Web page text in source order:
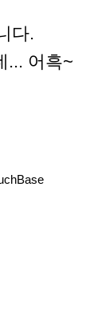
다.
... 어흑~